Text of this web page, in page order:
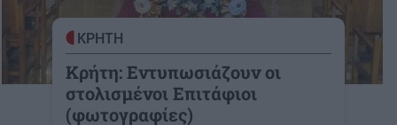
ΚΡΗΤΗ
Κρήτη: Εντυπωσιάζουν οι
στολισμένοι Επιτάφιοι
(φωτογραφίες)